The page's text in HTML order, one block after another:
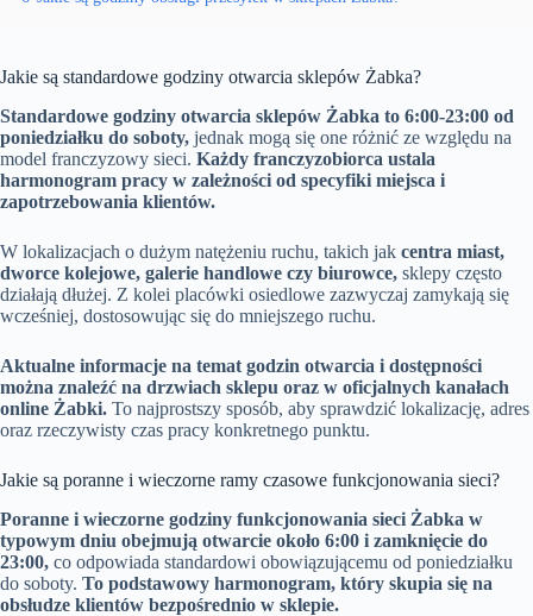
Jakie są standardowe godziny otwarcia sklepów Żabka?
Standardowe godziny otwarcia sklepów Żabka to 6:00-23:00 od
poniedziałku do soboty, jednak mogą się one różnić ze względu na
model franczyzowy sieci. Każdy franczyzobiorca ustala
harmonogram pracy w zależności od specyfiki miejsca i
zapotrzebowania klientów.
W lokalizacjach o dużym natężeniu ruchu, takich jak centra miast,
dworce kolejowe, galerie handlowe czy biurowce, sklepy często
działają dłużej. Z kolei placówki osiedlowe zazwyczaj zamykają się
wcześniej, dostosowując się do mniejszego ruchu.
Aktualne informacje na temat godzin otwarcia i dostępności
można znaleźć na drzwiach sklepu oraz w oficjalnych kanałach
online Żabki. To najprostszy sposób, aby sprawdzić lokalizację, adres
oraz rzeczywisty czas pracy konkretnego punktu.
Jakie są poranne i wieczorne ramy czasowe funkcjonowania sieci?
Poranne i wieczorne godziny funkcjonowania sieci Żabka w
typowym dniu obejmują otwarcie około 6:00 i zamknięcie do
23:00, co odpowiada standardowi obowiązującemu od poniedziałku
do soboty. To podstawowy harmonogram, który skupia się na
obsłudze klientów bezpośrednio w sklepie.